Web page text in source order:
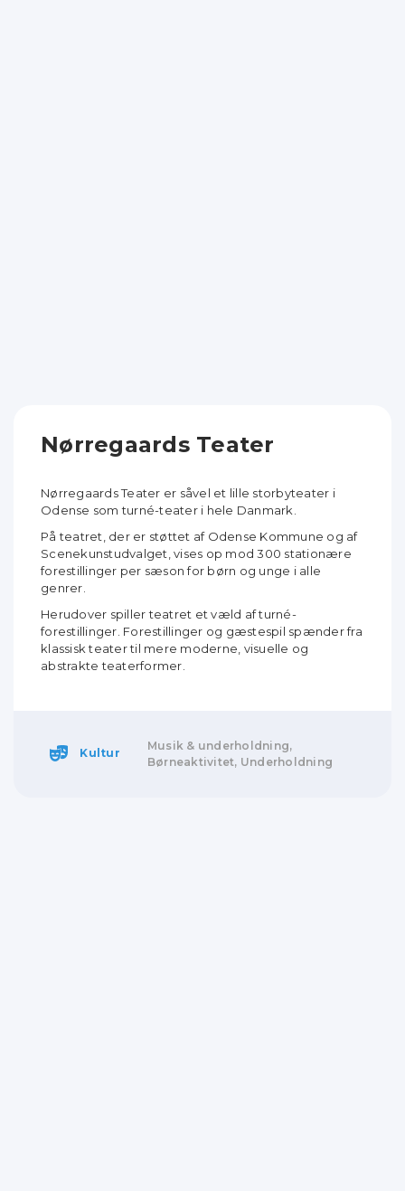
Nørregaards Teater
Nørregaards Teater er såvel et lille storbyteater i
Odense som turné-teater i hele Danmark.
På teatret, der er støttet af Odense Kommune og af
Scenekunstudvalget, vises op mod 300 stationære
forestillinger per sæson for børn og unge i alle
genrer.
Herudover spiller teatret et væld af turné-
forestillinger. Forestillinger og gæstespil spænder fra
klassisk teater til mere moderne, visuelle og
abstrakte teaterformer.
Kultur
Musik & underholdning,
Børneaktivitet, Underholdning